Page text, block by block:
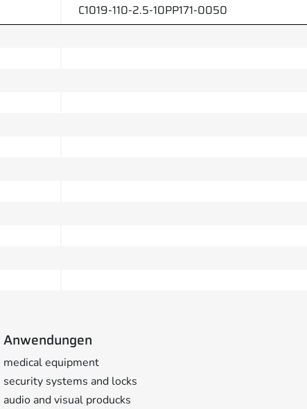
C1019-110-2.5-10PP171-0050
Anwendungen
medical equipment
security systems and locks
audio and visual producks